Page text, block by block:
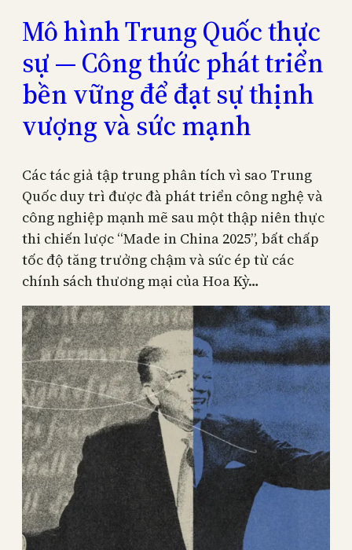
Mô hình Trung Quốc thực
sự — Công thức phát triển
bền vững để đạt sự thịnh
vượng và sức mạnh
Các tác giả tập trung phân tích vì sao Trung
Quốc duy trì được đà phát triển công nghệ và
công nghiệp mạnh mẽ sau một thập niên thực
thi chiến lược “Made in China 2025”, bất chấp
tốc độ tăng trưởng chậm và sức ép từ các
chính sách thương mại của Hoa Kỳ…